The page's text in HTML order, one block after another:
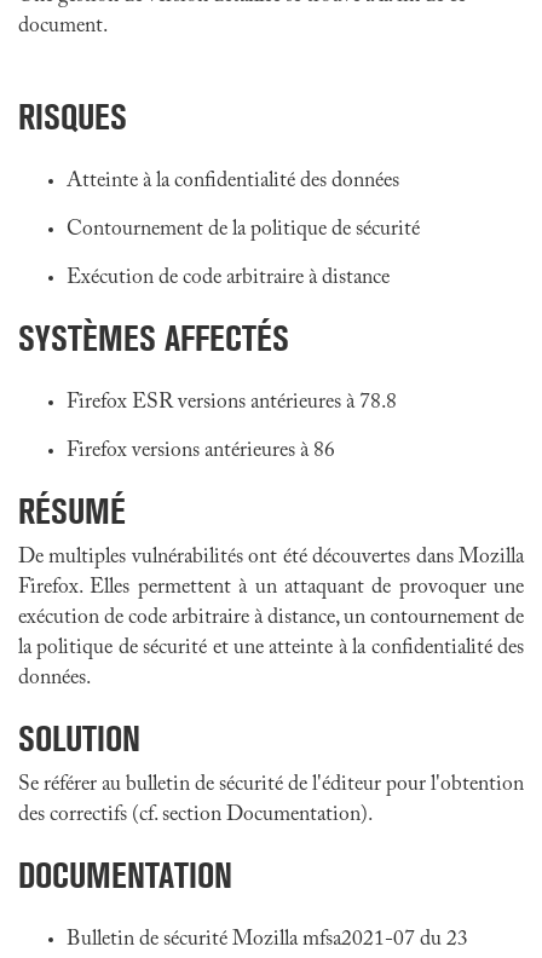
document.
RISQUES
Atteinte à la confidentialité des données
Contournement de la politique de sécurité
Exécution de code arbitraire à distance
SYSTÈMES AFFECTÉS
Firefox ESR versions antérieures à 78.8
Firefox versions antérieures à 86
RÉSUMÉ
De multiples vulnérabilités ont été découvertes dans Mozilla
Firefox. Elles permettent à un attaquant de provoquer une
exécution de code arbitraire à distance, un contournement de
la politique de sécurité et une atteinte à la confidentialité des
données.
SOLUTION
Se référer au bulletin de sécurité de l'éditeur pour l'obtention
des correctifs (cf. section Documentation).
DOCUMENTATION
Bulletin de sécurité Mozilla mfsa2021-07 du 23